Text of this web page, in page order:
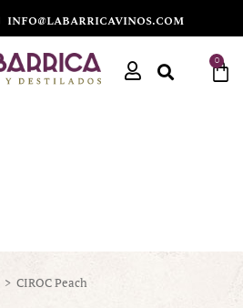
info@labarricavinos.com
0
> CIROC Peach